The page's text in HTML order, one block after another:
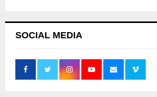
SOCIAL MEDIA